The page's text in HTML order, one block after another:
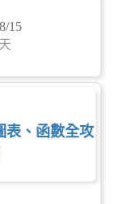
15
表、函數全攻